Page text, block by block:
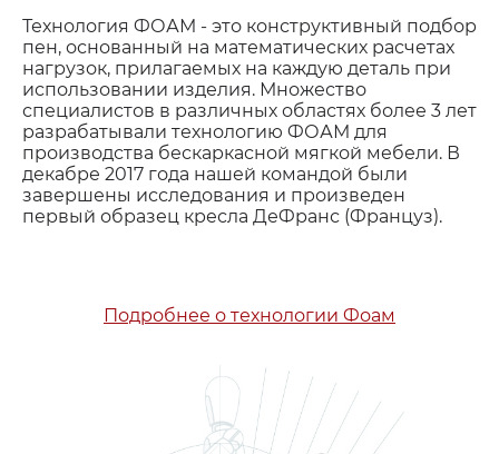
Технология ФОАМ - это конструктивный подбор
пен, основанный на математических расчетах
нагрузок, прилагаемых на каждую деталь при
использовании изделия. Множество
специалистов в различных областях более 3 лет
разрабатывали технологию ФОАМ для
производства бескаркасной мягкой мебели. В
декабре 2017 года нашей командой были
завершены исследования и произведен
первый образец кресла ДеФранс (Француз).
Подробнее о технологии Фоам